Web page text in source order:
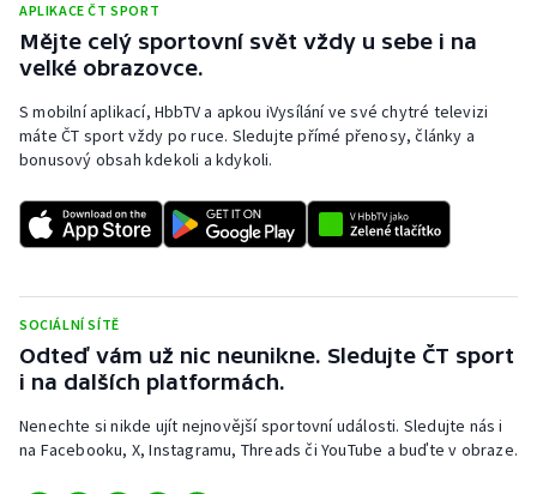
Judo
Krasobruslení
Lezení
Lyže a snowboard
Motorsport
Olympijské hry
Parasport
APLIKACE ČT SPORT
Mějte celý sportovní svět vždy u sebe i na
velké obrazovce.
S mobilní aplikací, HbbTV a apkou iVysílání ve své chytré televizi
máte ČT sport vždy po ruce. Sledujte přímé přenosy, články a
bonusový obsah kdekoli a kdykoli.
SOCIÁLNÍ SÍTĚ
Odteď vám už nic neunikne. Sledujte ČT sport
i na dalších platformách.
Nenechte si nikde ujít nejnovější sportovní události. Sledujte nás i
na Facebooku, X, Instagramu, Threads či YouTube a buďte v obraze.